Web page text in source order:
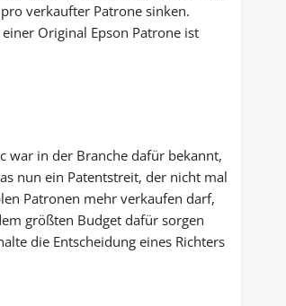
verkaufter Patrone sinken.
Original Epson Patrone ist
war in der Branche dafür bekannt,
nun ein Patentstreit, der nicht mal
Patronen mehr verkaufen darf,
größten Budget dafür sorgen
die Entscheidung eines Richters